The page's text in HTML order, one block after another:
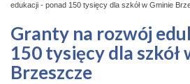
edukacji - ponad 150 tysięcy dla szkół w Gminie
Granty na rozwój
150 tysięcy dla szkół
Brzeszcze